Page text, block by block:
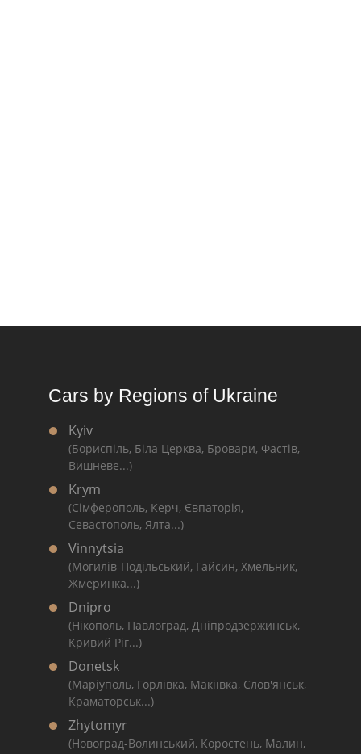
Cars by Regions of Ukraine
Kyiv
(Бориспіль, Біла Церква, Бровари, Фастів,
Вишневе...)
Krym
(Сімферополь, Керч, Євпаторія,
Севастополь, Ялта...)
Vinnytsia
(Могилів-Подільський, Гайсин, Хмельник,
Жмеринка...)
Dnipro
(Нікополь, Павлоград, Дніпродзержинськ,
Кривий Ріг...)
Donetsk
(Маріуполь, Горлівка, Макіївка, Слов'янськ,
Краматорськ...)
Zhytomyr
(Новоград-Волинський, Коростень, Малин,